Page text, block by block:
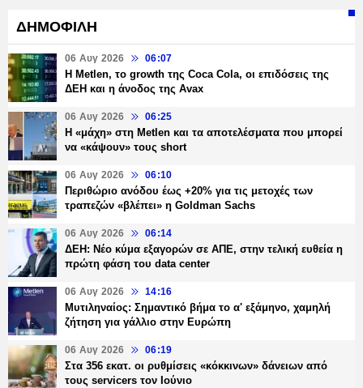
ΔΗΜΟΦΙΛΗ
06 Αυγ 2026 06:07
H Metlen, το growth της Coca Cola, οι επιδόσεις της
ΔΕΗ και η άνοδος της Avax
06 Αυγ 2026 06:25
H «μάχη» στη Metlen και τα αποτελέσματα που μπορεί
να «κάψουν» τους short
06 Αυγ 2026 06:10
Περιθώριο ανόδου έως +20% για τις μετοχές των
τραπεζών «βλέπει» η Goldman Sachs
06 Αυγ 2026 06:14
ΔΕΗ: Νέο κύμα εξαγορών σε ΑΠΕ, στην τελική ευθεία η
πρώτη φάση του data center
06 Αυγ 2026 14:16
Μυτιληναίος: Σημαντικό βήμα το α' εξάμηνο, χαμηλή
ζήτηση για γάλλιο στην Ευρώπη
06 Αυγ 2026 06:19
Στα 356 εκατ. οι ρυθμίσεις «κόκκινων» δάνειων από
τους servicers τον Ιούνιο